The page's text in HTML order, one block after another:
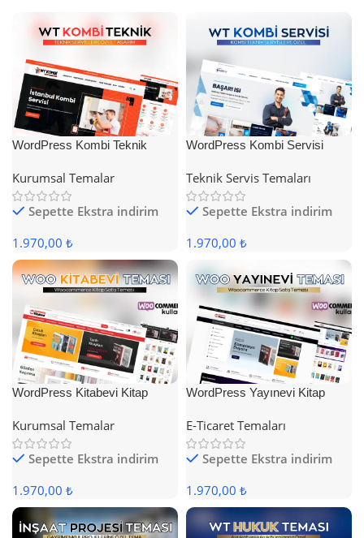
WordPress Kombi Teknik
Kurumsal Temalar
Sepette Ekstra indirim
1.970,00 ₺
WordPress Kombi Servisi
Teknik Servis Temaları
Sepette Ekstra indirim
1.970,00 ₺
WordPress Kitabevi Kitap
Kurumsal Temalar
Sepette Ekstra indirim
1.970,00 ₺
WordPress Yayınevi Kitap
E-Ticaret Temaları
Sepette Ekstra indirim
1.970,00 ₺